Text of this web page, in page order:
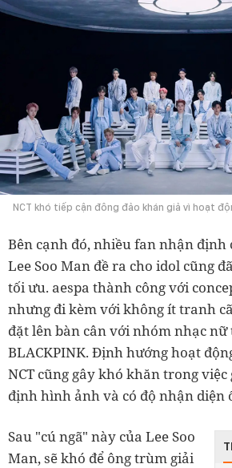
NCT khó tiếp cận đông đảo khán giả vì hoạt
Bên cạnh đó, nhiều fan nhận định
Lee Soo Man đề ra cho idol cũng
tối ưu. aespa thành công với
nhưng đi kèm với không ít tranh
đặt lên bàn cân với nhóm nhạc nữ
BLACKPINK. Định hướng hoạt
NCT cũng gây khó khăn trong
định hình ảnh và có độ nhận diện
Sau "cú ngã" này của Lee Soo
Man, sẽ khó để ông trùm giải